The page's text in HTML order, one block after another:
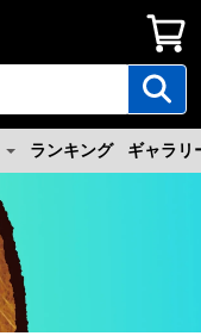
ランキング ギャラリ